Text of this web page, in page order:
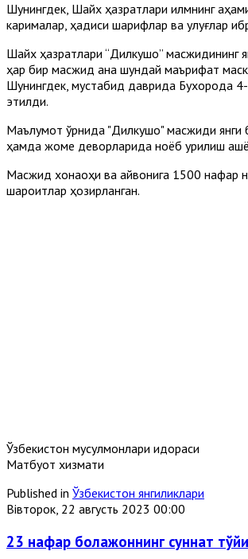
Шунингдек, Шайх ҳазратлари илмнинг
карималар, ҳадиси шарифлар ва улуғлар
Шайх ҳазратлари “Дилкушо” масжидининг
ҳар бир масжид ана шундай маърифат
Шунингдек, мустабид даврида Бухорода 4-
этилди.
Маълумот ўрнида "Дилкушо" масжиди янги
ҳамда жоме деворларида ноёб қурилиш
Масжид хонақоҳи ва айвонига 1500 нафар
шароитлар ҳозирланган.
Ўзбекистон мусулмонлари идораси
Матбуот хизмати
Published in Ўзбекистон янгиликлари
Вівторок, 22 августь 2023 00:00
23 нафар болажоннинг суннат